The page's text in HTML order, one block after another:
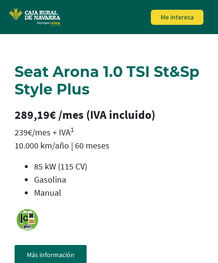
main
contentt
MENÚ
Me interesa
Seat Arona 1.0 TSI St&Sp
Style Plus
289,19€ /mes (IVA incluido)
239€/mes + IVA1
10.000 km/año | 60 meses
85 kW (115 CV)
Gasolina
Manual
Más información